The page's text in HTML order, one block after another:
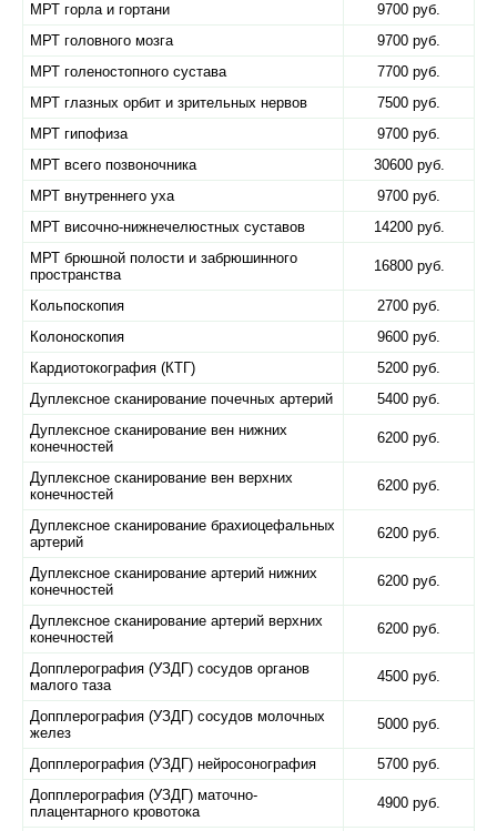
МРТ горла и гортани
9700 руб.
МРТ головного мозга
9700 руб.
МРТ голеностопного сустава
7700 руб.
МРТ глазных орбит и зрительных нервов
7500 руб.
МРТ гипофиза
9700 руб.
МРТ всего позвоночника
30600 руб.
МРТ внутреннего уха
9700 руб.
МРТ височно-нижнечелюстных суставов
14200 руб.
МРТ брюшной полости и забрюшинного
пространства
16800 руб.
Кольпоскопия
2700 руб.
Колоноскопия
9600 руб.
Кардиотокография (КТГ)
5200 руб.
Дуплексное сканирование почечных артерий
5400 руб.
Дуплексное сканирование вен нижних
конечностей
6200 руб.
Дуплексное сканирование вен верхних
конечностей
6200 руб.
Дуплексное сканирование брахиоцефальных
артерий
6200 руб.
Дуплексное сканирование артерий нижних
конечностей
6200 руб.
Дуплексное сканирование артерий верхних
конечностей
6200 руб.
Допплерография (УЗДГ) сосудов органов
малого таза
4500 руб.
Допплерография (УЗДГ) сосудов молочных
желез
5000 руб.
Допплерография (УЗДГ) нейросонография
5700 руб.
Допплерография (УЗДГ) маточно-
плацентарного кровотока
4900 руб.